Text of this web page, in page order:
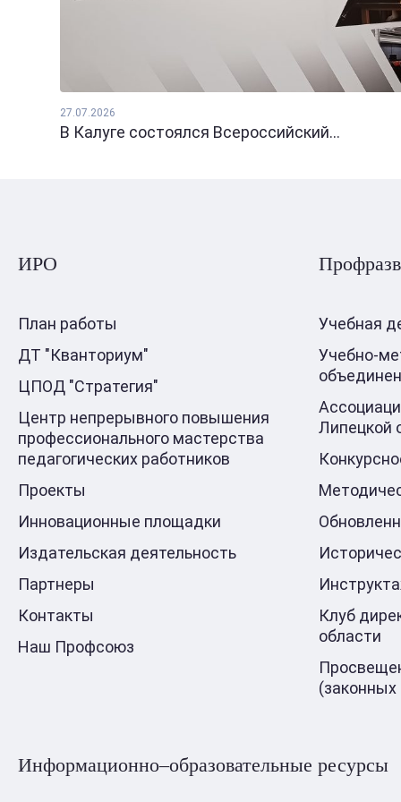
27.07.2026
В Калуге состоялся Всероссийский...
ИРО
План работы
ДТ "Кванториум"
ЦПОД "Стратегия"
Центр непрерывного повышения
профессионального мастерства
педагогических работников
Проекты
Инновационные площадки
Издательская деятельность
Партнеры
Контакты
Наш Профсоюз
Учебная
Учебно-
Липецкой
Клуб
области
Информационно–образовательные ресурсы